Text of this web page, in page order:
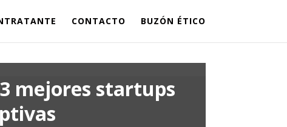
CONTACTO BUZÓN ÉTICO
mejores startups